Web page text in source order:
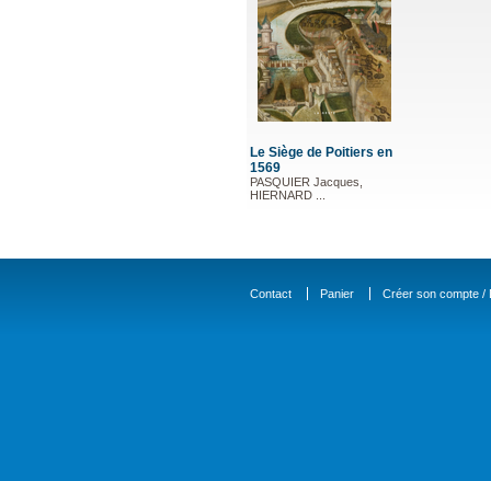
Le Siège de Poitiers en
1569
PASQUIER Jacques,
HIERNARD ...
Contact Panier Créer son compte /